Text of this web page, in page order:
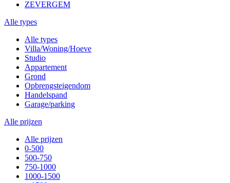
ZEVERGEM
Alle types
Alle types
Villa/Woning/Hoeve
Studio
Appartement
Grond
Opbrengsteigendom
Handelspand
Garage/parking
Alle prijzen
Alle prijzen
0-500
500-750
750-1000
1000-1500